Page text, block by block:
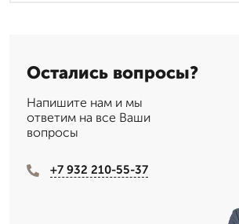
Остались вопросы?
Напишите нам и мы
ответим на все Ваши
вопросы
+7 932 210-55-37